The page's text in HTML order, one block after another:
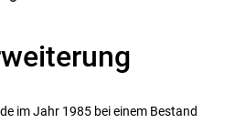
im Jahr 1985 bei einem Bestand